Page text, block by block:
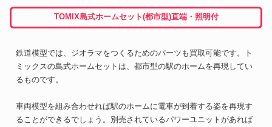
TOMIX島式ホームセット(都市型)直端・照明付
鉄道模型では、ジオラマをつくるためのパーツも買取可能です。ト
ミックスの島式ホームセットは、都市型の駅のホームを再現してい
るものです。
車両模型を組み合わせれば駅のホームに電車が到着する姿を再現す
ることができるでしょう。別売されているパワーユニットがあれば